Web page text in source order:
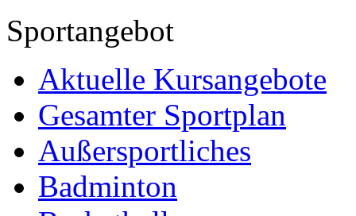
Sportangebot
Aktuelle Kursangebote
Gesamter Sportplan
Außersportliches
Badminton